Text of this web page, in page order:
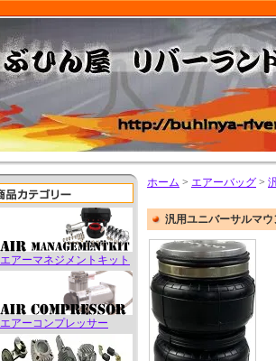
エアーマネジメントキット
エアーコンプレッサー
ホーム > エアーバッグ >
汎用ユニバーサルマ